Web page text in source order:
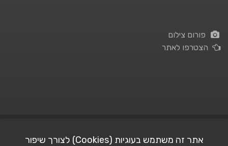
פורום צילום
הצטרפו לאתר
אתר זה משתמש בעוגיות (Cookies) לצורך שיפור